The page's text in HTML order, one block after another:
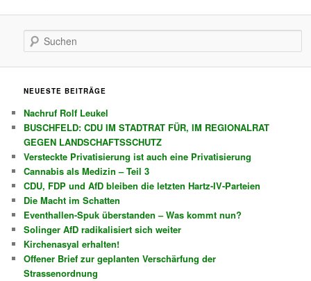
Suchen
NEUESTE BEITRÄGE
Nachruf Rolf Leukel
BUSCHFELD: CDU IM STADTRAT FÜR, IM REGIONALRAT
GEGEN LANDSCHAFTSSCHUTZ
Versteckte Privatisierung ist auch eine Privatisierung
Cannabis als Medizin – Teil 3
CDU, FDP und AfD bleiben die letzten Hartz-IV-Parteien
Die Macht im Schatten
Eventhallen-Spuk überstanden – Was kommt nun?
Solinger AfD radikalisiert sich weiter
Kirchenasyal erhalten!
Offener Brief zur geplanten Verschärfung der
Strassenordnung